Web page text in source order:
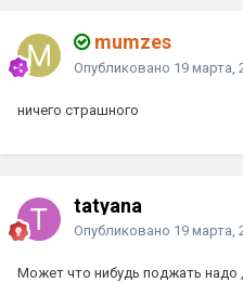
mumzes
Опубликовано 19 марта,
ничего страшного
tatyana
Опубликовано 19 марта,
Может что нибудь поджать